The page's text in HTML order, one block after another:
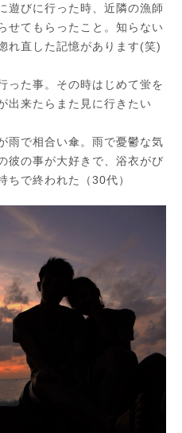
遊びに行った時、近隣の漁師
せてもらったこと。知らない
れ直した記憶があります(笑)
った事。その時はじめて蛍を
出来たらまた見に行きたい
雨で相合い傘。雨で憂鬱な気
彼の事が大好きで、浴衣がび
ちで終われた（30代）